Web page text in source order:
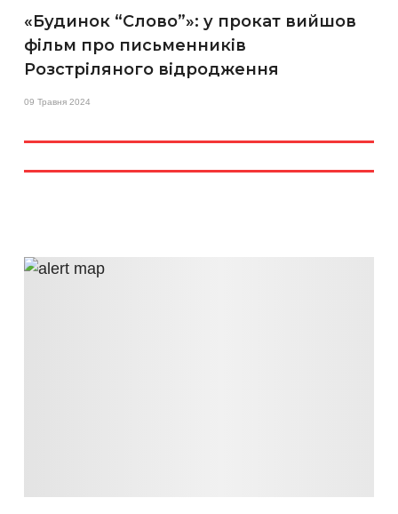
«Будинок “Слово”»: у прокат вийшов
фільм про письменників
Розстріляного відродження
09 Травня 2024